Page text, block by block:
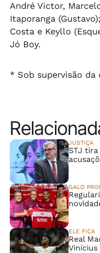
André Victor,
Itaporanga
Costa e Keyllo
Jó Boy.
* Sob supervisão da
JUSTIÇA
STJ
GALO
ELE FICA
Real